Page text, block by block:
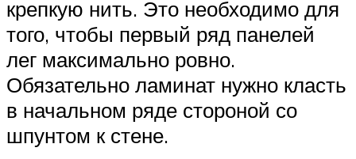
крепкую нить. Это необходимо для
того, чтобы первый ряд панелей
лег максимально ровно.
Обязательно ламинат нужно класть
в начальном ряде стороной со
шпунтом к стене.